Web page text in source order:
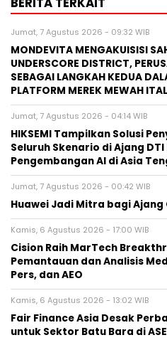
Jumat, 7 Agustus 2026 - 09:32 WIB
MONDEVITA MENGAKUISISI
UNDERSCORE DISTRICT,
SEBAGAI LANGKAH KEDUA
PLATFORM MEREK MEWAH
Jumat, 7 Agustus 2026 - 04:14 WIB
HIKSEMI Tampilkan Solusi
Seluruh Skenario di Ajang
Pengembangan AI di Asia
Jumat, 7 Agustus 2026 - 00:42 WIB
Huawei Jadi Mitra bagi Ajang
Kamis, 6 Agustus 2026 - 17:00 WIB
Cision Raih MarTech
Pemantauan dan Analisis
Pers, dan AEO
Kamis, 6 Agustus 2026 - 13:02 WIB
Fair Finance Asia Desak
untuk Sektor Batu Bara di